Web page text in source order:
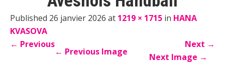
Published 26 janvier 2026 at 1219 × 1715 in HANA
KVASOVA
← Previous Next →
← Previous Image Next Image →